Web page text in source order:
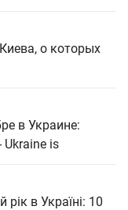
о которых
в Украине:
is
в Україні: 10